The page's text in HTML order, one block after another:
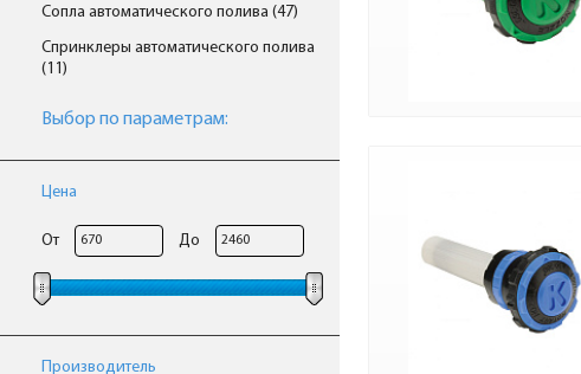
Сопла автоматического полива (47)
Спринклеры автоматического полива
(11)
Выбор по параметрам:
Цена
От До
Производитель